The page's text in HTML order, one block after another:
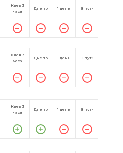
Киев 3
часа
Днепр 1 день В пути
Киев 3
часа
Днепр 1 день В пути
Киев 3
часа
Днепр 1 день В пути